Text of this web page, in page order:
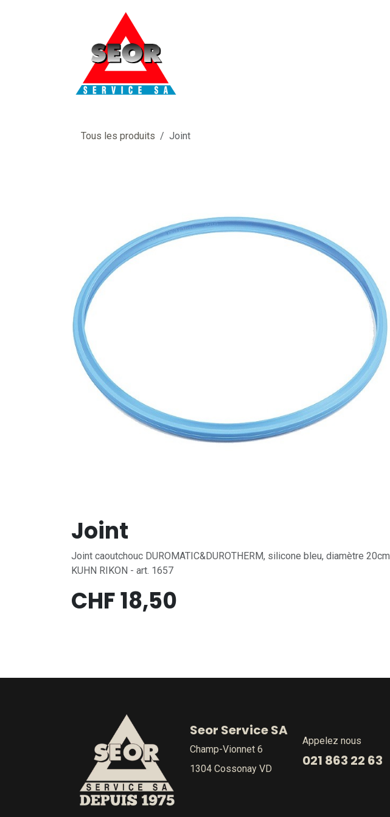
Tous les produits Joint
Joint
Joint caoutchouc DUROMATIC&DUROTHERM, silicone bleu, diamètre 20cm
KUHN RIKON - art. 1657
CHF18,50
Seor Service SA
Champ-Vionnet 6
1304 Cossonay VD
Appelez nous
021 863 22 63